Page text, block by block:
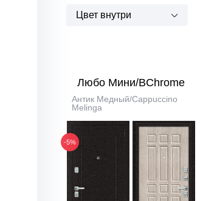
Цвет внутри
Любо Мини/BChrome
Антик Медный/Cappuccino
Melinga
-5%